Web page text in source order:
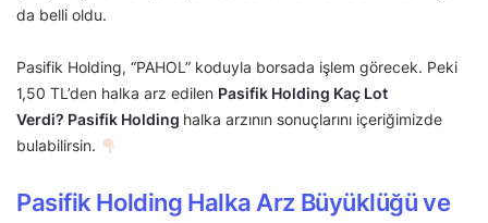
da belli oldu.
Pasifik Holding, “PAHOL” koduyla borsada işlem görecek. Peki
1,50 TL’den halka arz edilen Pasifik Holding Kaç Lot
Verdi? Pasifik Holding halka arzının sonuçlarını içeriğimizde
bulabilirsin.
Pasifik Holding Halka Arz Büyüklüğü ve